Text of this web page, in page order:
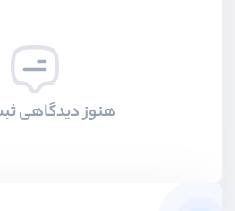
هنوز دیدگاهی